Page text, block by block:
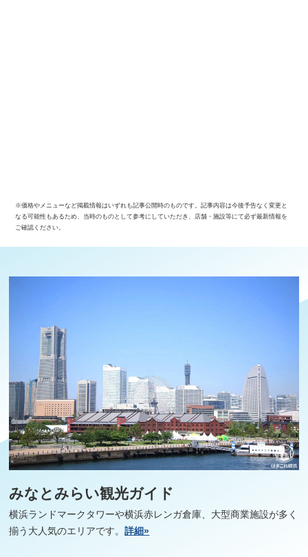
※価格やメニューなど掲載情報はいずれも記事公開時のものです。記事内容は今後予告なく変更と
なる可能性もあるため、当時のものとして参考にしていただき、店舗・施設等にて必ず最新情報を
ご確認ください。
みなとみらい観光ガイド
横浜ランドマークタワーや横浜赤レンガ倉庫、大型商業施設が多く
揃う大人気のエリアです。詳細»